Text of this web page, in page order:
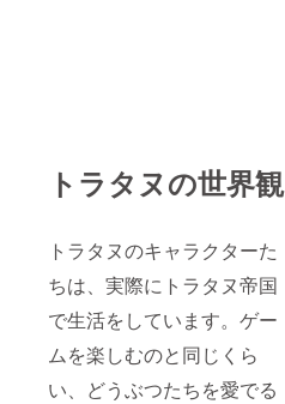
トラタヌの世界観
トラタヌのキャラクターた
ちは、実際にトラタヌ帝国
で生活をしています。ゲー
ムを楽しむのと同じくら
い、どうぶつたちを愛でる